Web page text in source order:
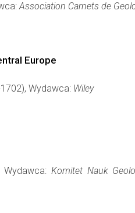
Association Carnets de
Europe
Wydawca: Wiley
Wydawca:Komitet Nauk